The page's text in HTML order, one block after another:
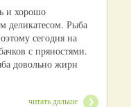
и хорошо
деликатесом. Рыба
сегодня на
с пряностями.
довольно жирн
читать дальше